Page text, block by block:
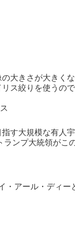
大きさが大きく
リス絞りを使うの
す大規模な有人
ランプ大統領がこ
・アール・ディ